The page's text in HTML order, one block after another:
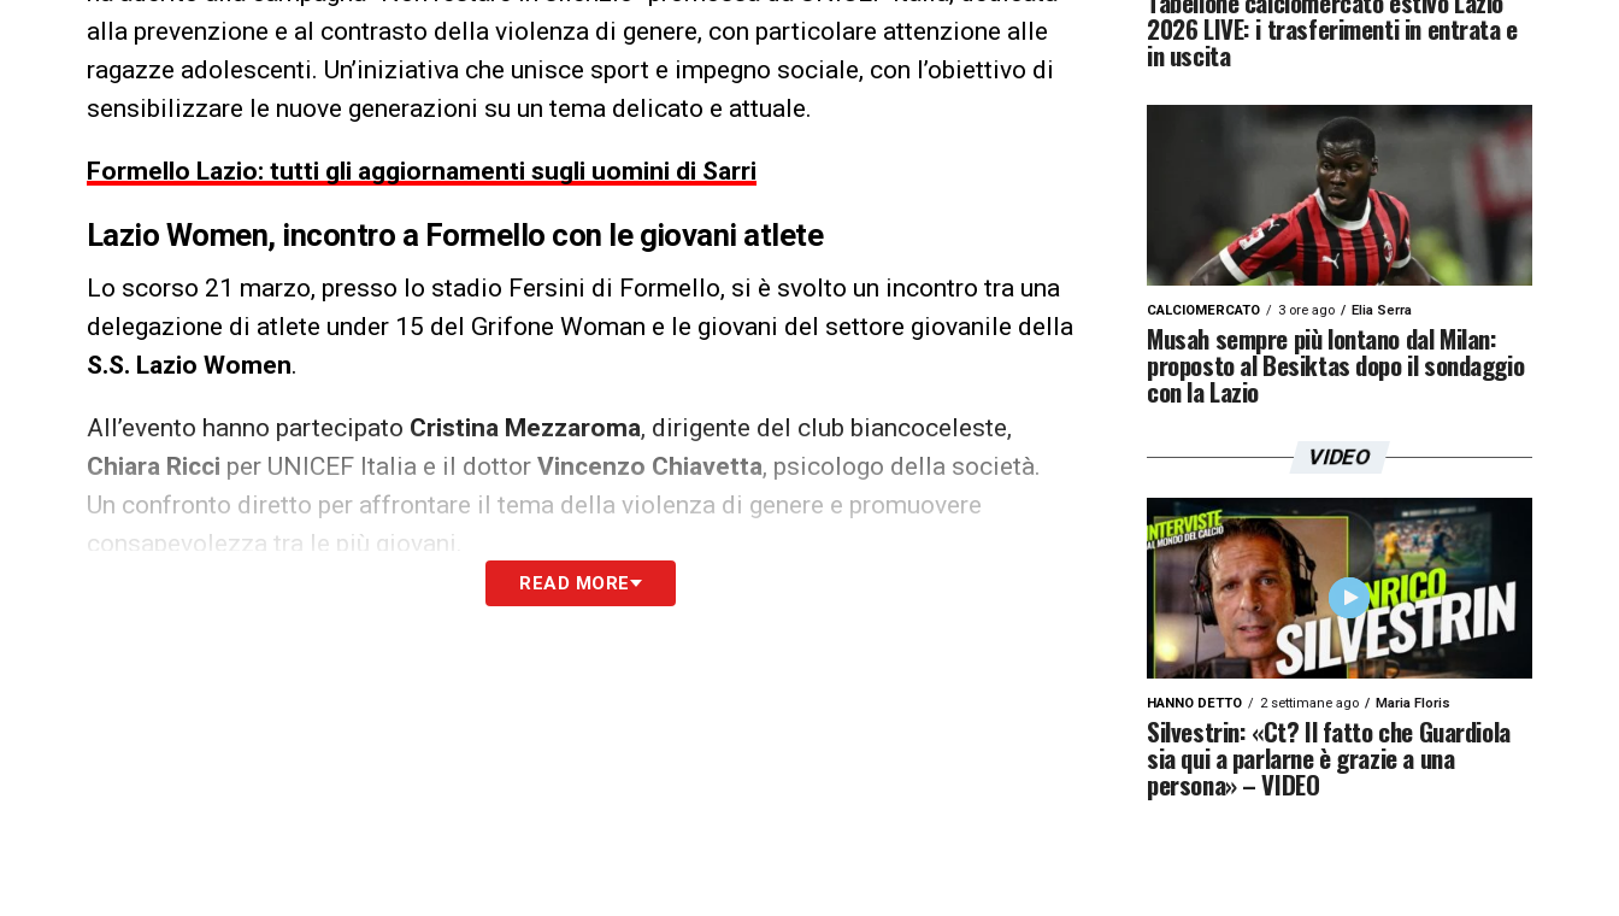
alla prevenzione e al contrasto della violenza di genere, con particolare attenzione alle
ragazze adolescenti. Un’iniziativa che unisce sport e impegno sociale, con l’obiettivo di
sensibilizzare le nuove generazioni su un tema delicato e attuale.
Formello Lazio: tutti gli aggiornamenti sugli uomini di Sarri
Lazio Women, incontro a Formello con le giovani atlete
Lo scorso 21 marzo, presso lo stadio Fersini di Formello, si è svolto un incontro tra una
delegazione di atlete under 15 del Grifone Woman e le giovani del settore giovanile della
S.S. Lazio Women.
All’evento hanno partecipato Cristina Mezzaroma, dirigente del club biancoceleste,
Chiara Ricci per UNICEF Italia e il dottor Vincenzo Chiavetta, psicologo della società.
Un confronto diretto per affrontare il tema della violenza di genere e promuovere
consapevolezza tra le più giovani.
Lazio Women UNICEF, le parole dei protagonisti
READ MORE
2026 LIVE: i trasferimenti in entrata e
in uscita
CALCIOMERCATO 3 ore ago Elia Serra
Musah sempre più lontano dal Milan:
proposto al Besiktas dopo il sondaggio
con la Lazio
VIDEO
HANNO DETTO 2 settimane ago Maria Floris
Silvestrin: «Ct? Il fatto che Guardiola
sia qui a parlarne è grazie a una
persona» – VIDEO